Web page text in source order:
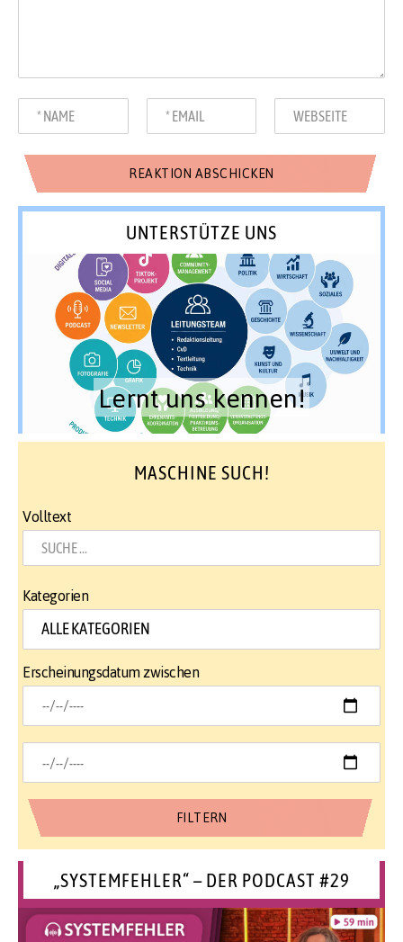
UNTERSTÜTZE UNS
Lernt uns kennen!
MASCHINE SUCH!
Volltext
Kategorien
Erscheinungsdatum zwischen
„SYSTEMFEHLER“ – DER PODCAST #29